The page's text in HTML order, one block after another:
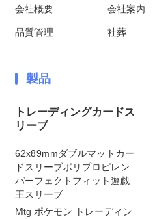
会社概要 会社案内
品質管理 社葬
製品
トレーディングカードス
リーブ
62x89mmダブルマットカー
ドスリーブポリプロピレン
パーフェクトフィット遊戯
王スリーブ
Mtg ポケモン トレーディン